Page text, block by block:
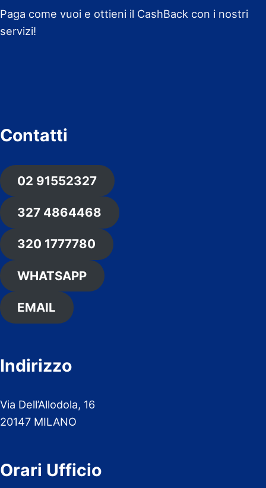
Paga come vuoi e ottieni il CashBack con i nostri
servizi!
Contatti
02 91552327
327 4864468
320 1777780
WHATSAPP
EMAIL
Indirizzo
Via Dell’Allodola, 16
20147 MILANO
Orari Ufficio